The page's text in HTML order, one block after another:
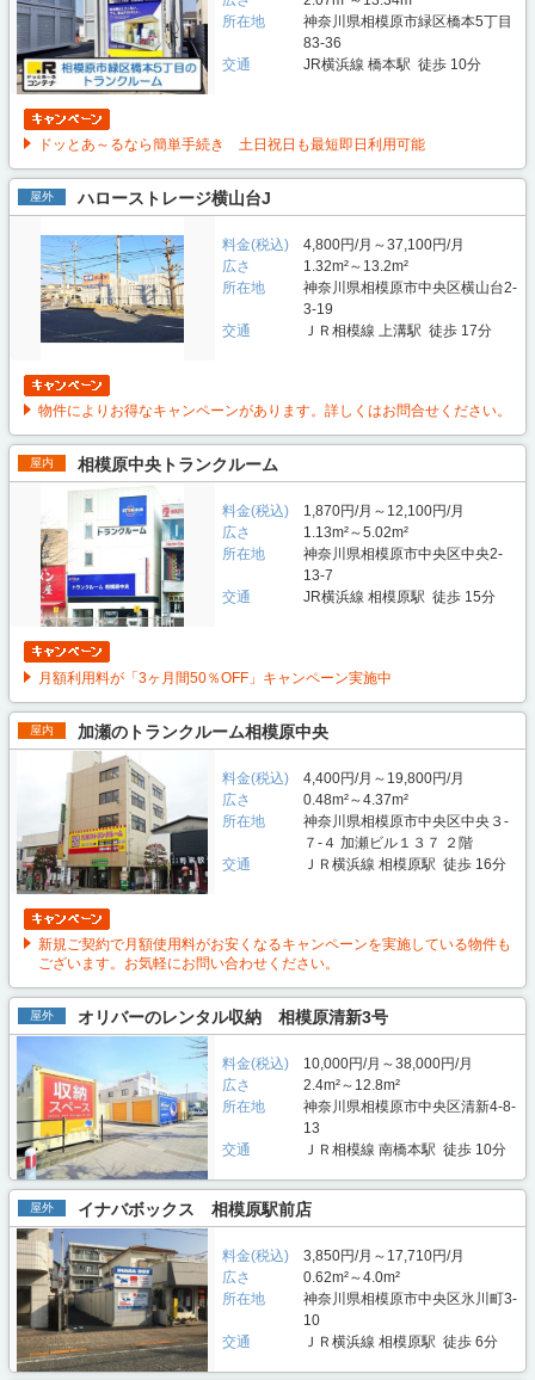
所在地
神奈川県相模原市緑区橋本5丁目
83-36
交通
JR横浜線 橋本駅 徒歩 10分
ドッとあ～るなら簡単手続き 土日祝日も最短即日利用可能
屋外 ハローストレージ横山台J
料金(税込)
4,800円/月～37,100円/月
広さ
1.32m²～13.2m²
所在地
神奈川県相模原市中央区横山台2-
3-19
交通
ＪＲ相模線 上溝駅 徒歩 17分
物件によりお得なキャンペーンがあります。詳しくはお問合せください。
屋内 相模原中央トランクルーム
料金(税込)
1,870円/月～12,100円/月
広さ
1.13m²～5.02m²
所在地
神奈川県相模原市中央区中央2-
13-7
交通
JR横浜線 相模原駅 徒歩 15分
月額利用料が「3ヶ月間50％OFF」キャンペーン実施中
屋内 加瀬のトランクルーム相模原中央
料金(税込)
4,400円/月～19,800円/月
広さ
0.48m²～4.37m²
所在地
神奈川県相模原市中央区中央３-
７-４ 加瀬ビル１３７ ２階
交通
ＪＲ横浜線 相模原駅 徒歩 16分
新規ご契約で月額使用料がお安くなるキャンペーンを実施している物件も
ございます。お気軽にお問い合わせください。
屋外 オリバーのレンタル収納 相模原清新3号
料金(税込)
10,000円/月～38,000円/月
広さ
2.4m²～12.8m²
所在地
神奈川県相模原市中央区清新4-8-
13
交通
ＪＲ相模線 南橋本駅 徒歩 10分
屋外 イナバボックス 相模原駅前店
料金(税込)
3,850円/月～17,710円/月
広さ
0.62m²～4.0m²
所在地
神奈川県相模原市中央区氷川町3-
10
交通
ＪＲ横浜線 相模原駅 徒歩 6分